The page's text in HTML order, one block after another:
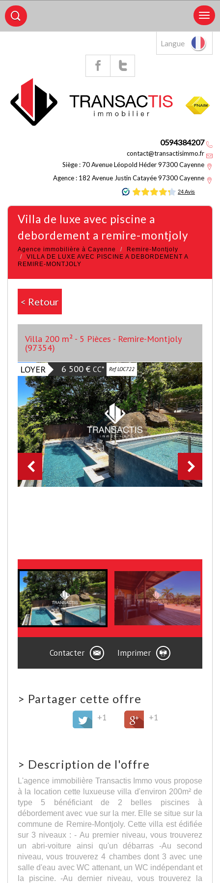
Langue
0594384207
contact@transactisimmo.fr
Siège : 70 Avenue Léopold Héder 97300 Cayenne
Agence : 182 Avenue Justin Catayée 97300 Cayenne
villa de luxe avec piscine a
debordement a remire-montjoly
Agence immobilière à Cayenne
Remire-Montjoly
VILLA DE LUXE AVEC PISCINE A DEBORDEMENT A
REMIRE-MONTJOLY
< Retour
Villa 200 m² - 5 Pièces - Remire-Montjoly
(97354)
LOYER
6 500 € CC* Ref LOC722
Contacter Imprimer
> Partager cette offre
+1 +1
> Description de l'offre
L'agence immobilière Transactis Immo vous propose
à la location cette luxueuse villa d'environ 200m² de
type 5 bénéficiant de 2 belles piscines à
débordement avec vue sur la mer. Elle se situe sur la
commune de Remire-Montjoly. Cette villa est édifiée
sur 3 niveaux : - Au premier niveau, vous trouverez
un abri-voiture ainsi qu'un débarras -Au second
niveau, vous trouverez 4 chambes dont 3 avec une
salle d'eau avec WC attenant, un WC indépendant et
la piscine. -Au dernier niveau, vous trouverez la